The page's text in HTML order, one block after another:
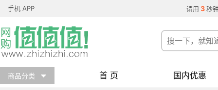
手机 APP 请用 3 秒
商品分类 首 页 国内优惠